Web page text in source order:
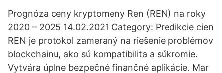
Prognóza ceny kryptomeny Ren (REN) na roky
2020 – 2025 14.02.2021 Category: Predikcie cien
REN je protokol zameraný na riešenie problémov
blockchainu, ako sú kompatibilita a súkromie.
Vytvára úplne bezpečné finančné aplikácie. Mar